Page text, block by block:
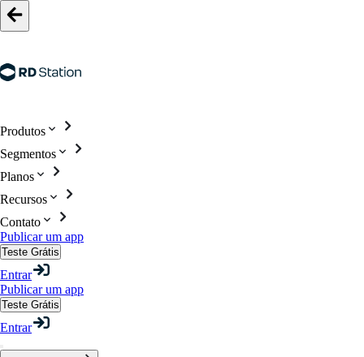
Produtos
Segmentos
Planos
Recursos
Contato
Publicar um app
Teste Grátis
Entrar
Publicar um app
Teste Grátis
Entrar